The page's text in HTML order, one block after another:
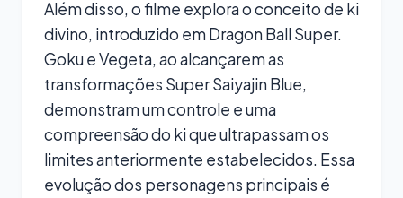
Além disso, o filme explora o conceito de ki
divino, introduzido em Dragon Ball Super.
Goku e Vegeta, ao alcançarem as
transformações Super Saiyajin Blue,
demonstram um controle e uma
compreensão do ki que ultrapassam os
limites anteriormente estabelecidos. Essa
evolução dos personagens principais é